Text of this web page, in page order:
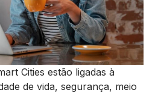
Cities estão ligadas à
de vida, segurança, meio